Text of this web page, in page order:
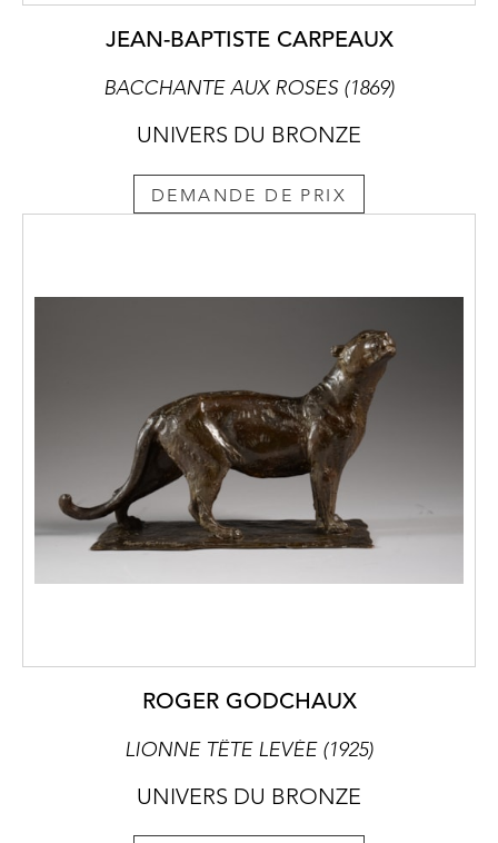
JEAN-BAPTISTE CARPEAUX
BACCHANTE AUX ROSES (1869)
UNIVERS DU BRONZE
DEMANDE DE PRIX
ROGER GODCHAUX
LIONNE TÊTE LEVÉE (1925)
UNIVERS DU BRONZE